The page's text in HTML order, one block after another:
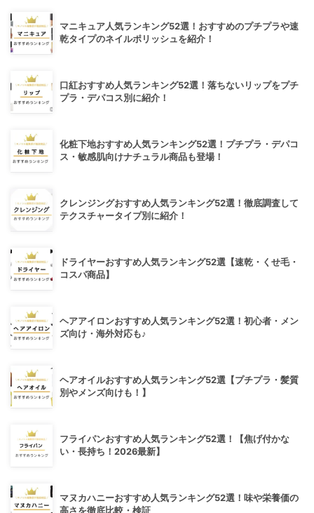
マニキュア人気ランキング52選！おすすめのプチプラや速
乾タイプのネイルポリッシュを紹介！
口紅おすすめ人気ランキング52選！落ちないリップをプチ
プラ・デパコス別に紹介！
化粧下地おすすめ人気ランキング52選！プチプラ・デパコ
ス・敏感肌向けナチュラル商品も登場！
クレンジングおすすめ人気ランキング52選！徹底調査して
テクスチャータイプ別に紹介！
ドライヤーおすすめ人気ランキング52選【速乾・くせ毛・
コスパ商品】
ヘアアイロンおすすめ人気ランキング52選！初心者・メン
ズ向け・海外対応も♪
ヘアオイルおすすめ人気ランキング52選【プチプラ・髪質
別やメンズ向けも！】
フライパンおすすめ人気ランキング52選！【焦げ付かな
い・長持ち！2026最新】
マヌカハニーおすすめ人気ランキング52選！味や栄養価の
高さを徹底比較・検証